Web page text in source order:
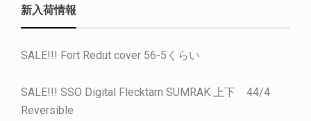
新入荷情報
SALE!!! Fort Redut cover 56-5くらい
SALE!!! SSO Digital Flecktarn SUMRAK 上下 44/4
Reversible